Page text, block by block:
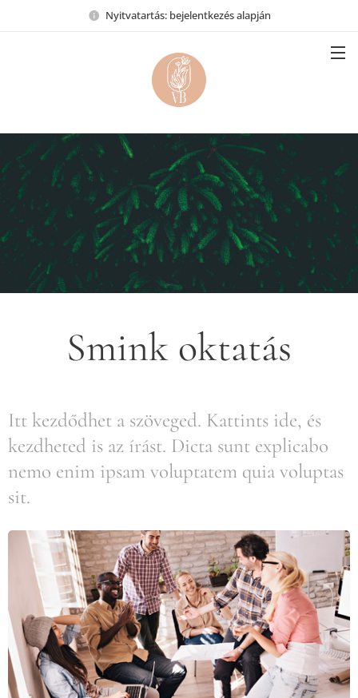
Nyitvatartás: bejelentkezés alapján
Smink oktatás
Itt kezdődhet a szöveged. Kattints ide, és
kezdheted is az írást. Dicta sunt explicabo
nemo enim ipsam voluptatem quia voluptas
sit.